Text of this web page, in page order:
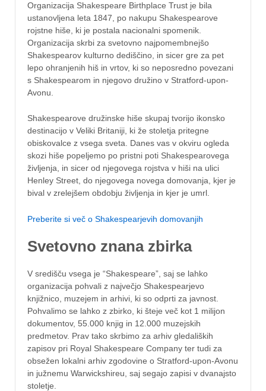
Organizacija Shakespeare Birthplace Trust je bila
ustanovljena leta 1847, po nakupu Shakespearove
rojstne hiše, ki je postala nacionalni spomenik.
Organizacija skrbi za svetovno najpomembnejšo
Shakespearov kulturno dediščino, in sicer gre za pet
lepo ohranjenih hiš in vrtov, ki so neposredno povezani
s Shakespearom in njegovo družino v Stratford-upon-
Avonu.
Shakespearove družinske hiše skupaj tvorijo ikonsko
destinacijo v Veliki Britaniji, ki že stoletja pritegne
obiskovalce z vsega sveta. Danes vas v okviru ogleda
skozi hiše popeljemo po pristni poti Shakespearovega
življenja, in sicer od njegovega rojstva v hiši na ulici
Henley Street, do njegovega novega domovanja, kjer je
bival v zrelejšem obdobju življenja in kjer je umrl.
Preberite si več o Shakespearjevih domovanjih
Svetovno znana zbirka
V središču vsega je “Shakespeare”, saj se lahko
organizacija pohvali z največjo Shakespearjevo
knjižnico, muzejem in arhivi, ki so odprti za javnost.
Pohvalimo se lahko z zbirko, ki šteje več kot 1 milijon
dokumentov, 55.000 knjig in 12.000 muzejskih
predmetov. Prav tako skrbimo za arhiv gledaliških
zapisov pri Royal Shakespeare Company ter tudi za
obsežen lokalni arhiv zgodovine o Stratford-upon-Avonu
in južnemu Warwickshireu, saj segajo zapisi v dvanajsto
stoletje.